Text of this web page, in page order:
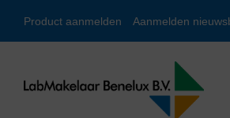
Product aanmelden Aanmelden